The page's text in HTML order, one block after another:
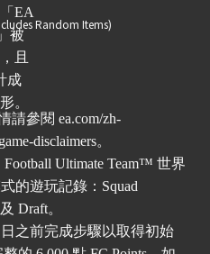
Random Items)
請參閱 ea.com/zh-
disclaimers。
Ultimate Team™ 世界
的遊玩記錄：Squad
Draft。
之前完成步驟以取得初始